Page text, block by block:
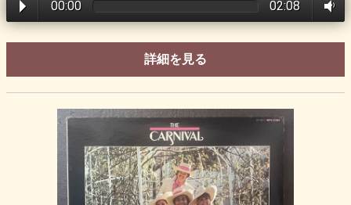
00:00 02:08
詳細を見る